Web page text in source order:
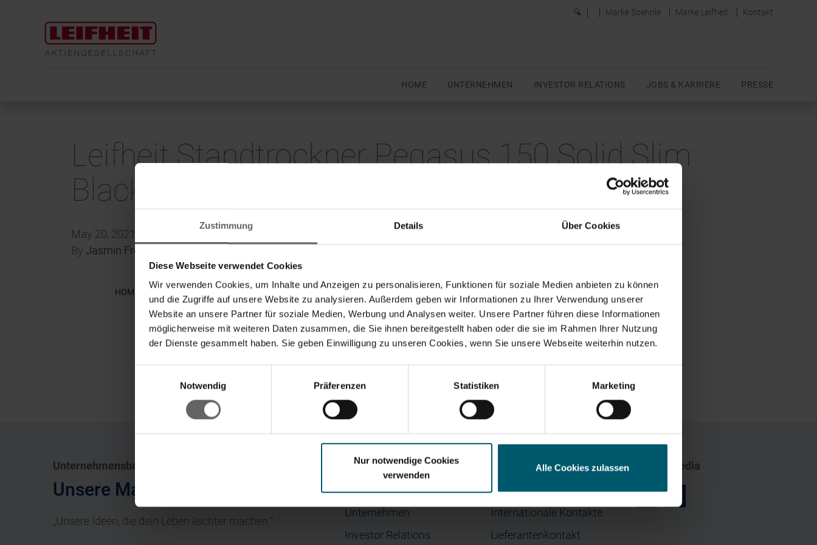
Zustimmung Details Über Cookies
Diese Webseite verwendet Cookies
Wir verwenden Cookies, um Inhalte und Anzeigen zu personalisieren, Funktionen für soziale Medien anbieten zu können
und die Zugriffe auf unsere Website zu analysieren. Außerdem geben wir Informationen zu Ihrer Verwendung unserer
Website an unsere Partner für soziale Medien, Werbung und Analysen weiter. Unsere Partner führen diese Informationen
möglicherweise mit weiteren Daten zusammen, die Sie ihnen bereitgestellt haben oder die sie im Rahmen Ihrer Nutzung
der Dienste gesammelt haben. Sie geben Einwilligung zu unseren Cookies, wenn Sie unsere Webseite weiterhin nutzen.
Notwendig
Präferenzen Statistiken Marketing
Nur notwendige Cookies
verwenden
Alle Cookies zulassen
0 Marke Soehnle Marke Leifheit Kontakt
HOME UNTERNEHMEN INVESTOR RELATIONS JOBS & KARRIERE PRESSE
Leifheit Standtrockner Pegasus 150 Solid Slim
Black
May 20, 2021
By Jasmin Froehbrodt
HOME Leifheit Standtrockner Pegasus 150 Solid Slim Black
Unternehmensbereiche
Unsere Marken
„Unsere Ideen, die dein Leben leichter machen.“
Menü
Home
Unternehmen
Investor Relations
Kontaktanfrage
Internationale Kontakte
Lieferantenkontakt
Social Media
Suchvorschläge
Finanzkennzahlen Jahresfinanzbericht Corporate Governance